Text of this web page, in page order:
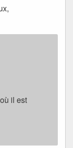
il est